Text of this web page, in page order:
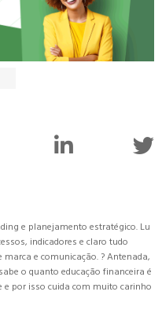
e planejamento estratégico. Lu
indicadores e claro tudo
e comunicação. ? Antenada,
o quanto educação financeira é
por isso cuida com muito carinho